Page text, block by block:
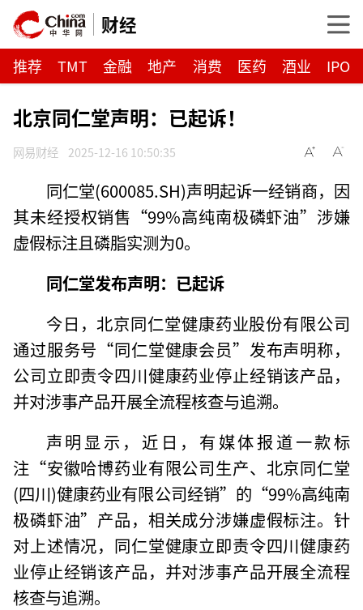
财经
推荐 TMT 金融 地产 消费 医药 酒业 IPO
北京同仁堂声明：已起诉！
网易财经 2025-12-16 10:50:35
同仁堂(600085.SH)声明起诉一经销商，因
其未经授权销售“99%高纯南极磷虾油”涉嫌
虚假标注且磷脂实测为0。
同仁堂发布声明：已起诉
今日，北京同仁堂健康药业股份有限公司
通过服务号“同仁堂健康会员”发布声明称，
公司立即责令四川健康药业停止经销该产品，
并对涉事产品开展全流程核查与追溯。
声明显示，近日，有媒体报道一款标
注“安徽哈博药业有限公司生产、北京同仁堂
(四川)健康药业有限公司经销”的“99%高纯南
极磷虾油”产品，相关成分涉嫌虚假标注。针
对上述情况，同仁堂健康立即责令四川健康药
业停止经销该产品，并对涉事产品开展全流程
核查与追溯。